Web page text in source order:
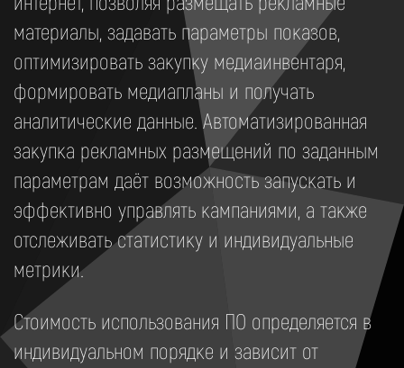
материалы, задавать параметры показов,
оптимизировать закупку медиаинвентаря,
формировать медиапланы и получать
аналитические данные. Автоматизированная
закупка рекламных размещений по заданным
параметрам даёт возможность запускать и
эффективно управлять кампаниями, а также
отслеживать статистику и индивидуальные
метрики.
Стоимость использования ПО определяется в
индивидуальном порядке и зависит от